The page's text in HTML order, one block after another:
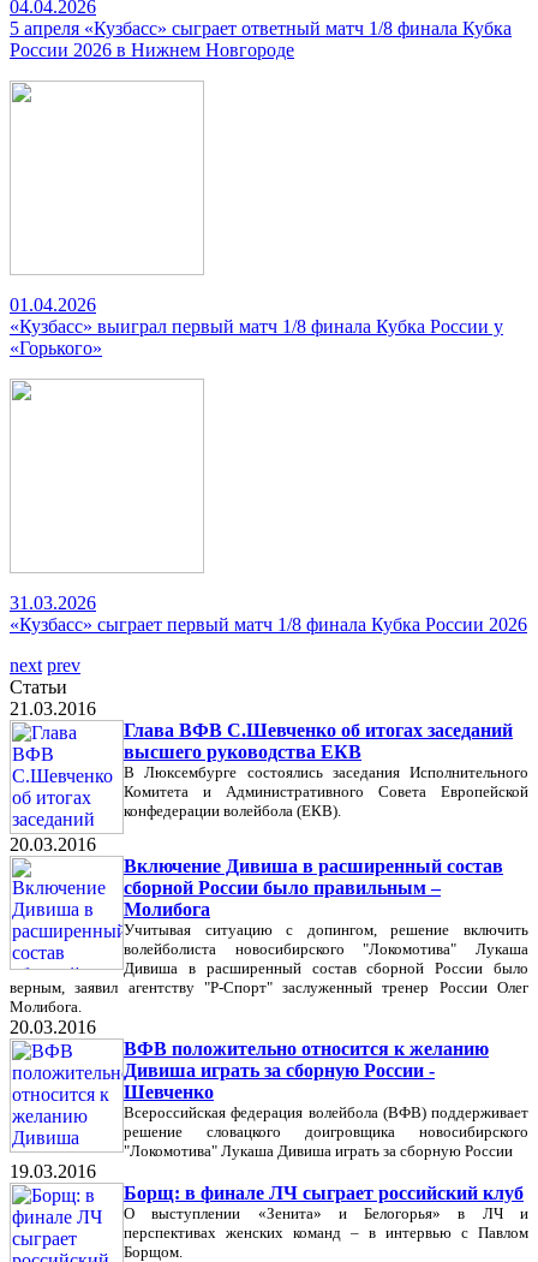
04.04.2026
5 апреля «Кузбасс» сыграет ответный матч 1/8 финала Кубка
России 2026 в Нижнем Новгороде
01.04.2026
«Кузбасс» выиграл первый матч 1/8 финала Кубка России у
«Горького»
31.03.2026
«Кузбасс» сыграет первый матч 1/8 финала Кубка России 2026
next prev
Статьи
21.03.2016
Глава ВФВ С.Шевченко об итогах заседаний
высшего руководства ЕКВ
В Люксембурге состоялись заседания Исполнительного
Комитета и Административного Совета Европейской
конфедерации волейбола (ЕКВ).
20.03.2016
Включение Дивиша в расширенный состав
сборной России было правильным –
Молибога
Учитывая ситуацию с допингом, решение включить
волейболиста новосибирского "Локомотива" Лукаша
Дивиша в расширенный состав сборной России было
верным, заявил агентству "Р-Спорт" заслуженный тренер России Олег
Молибога.
20.03.2016
ВФВ положительно относится к желанию
Дивиша играть за сборную России -
Шевченко
Всероссийская федерация волейбола (ВФВ) поддерживает
решение словацкого доигровщика новосибирского
"Локомотива" Лукаша Дивиша играть за сборную России
19.03.2016
Борщ: в финале ЛЧ сыграет российский клуб
О выступлении «Зенита» и Белогорья» в ЛЧ и
перспективах женских команд – в интервью с Павлом
Борщом.